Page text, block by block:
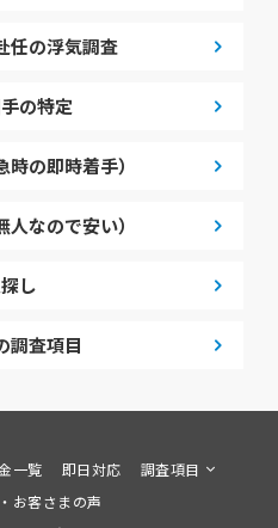
任の浮気調査
の特定
の即時着手）
なので安い）
し
調査項目
一覧 即日対応
調査項目
お客さまの声